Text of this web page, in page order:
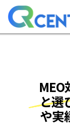
と選
や実